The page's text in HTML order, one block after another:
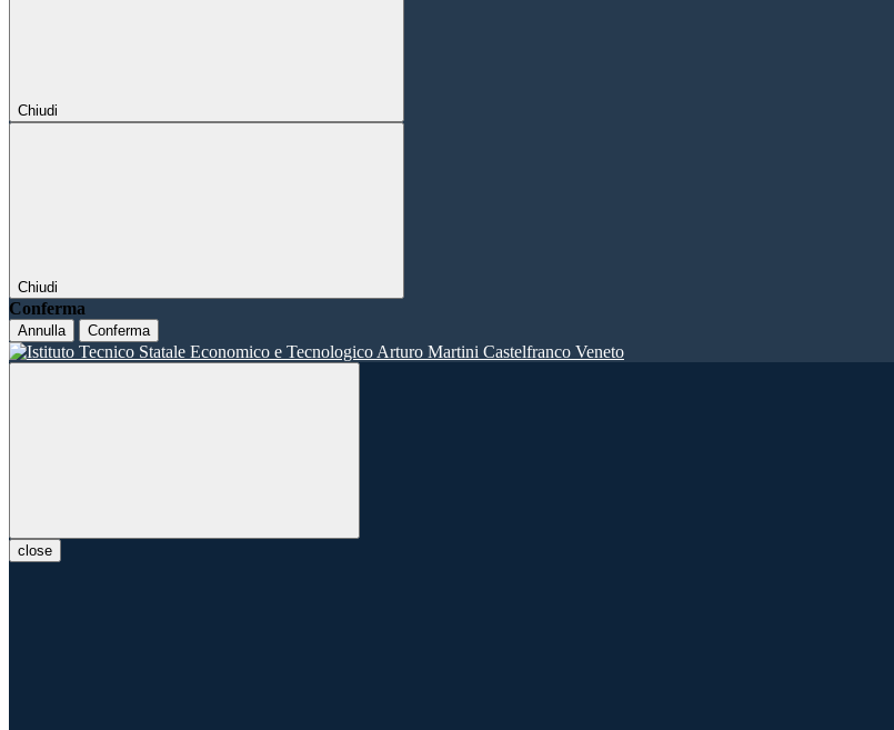
Chiudi
Chiudi
Conferma
Annulla Conferma
close